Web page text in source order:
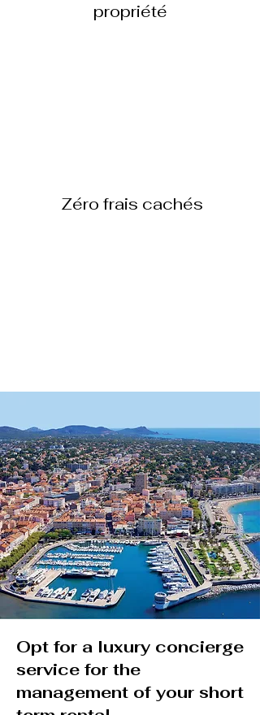
propriété
Zéro frais cachés
Opt for a luxury concierge
service for the
management of your short